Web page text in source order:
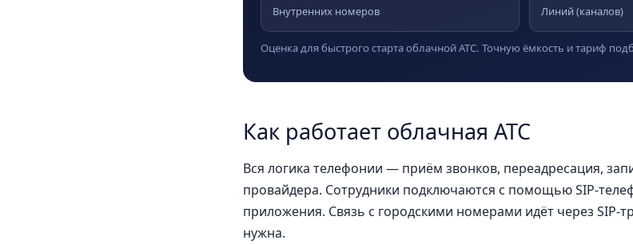
Внутренних номеров Линий (каналов)
Оценка для быстрого старта облачной АТС. Точную ёмкость и тариф
Как работает облачная АТС
Вся логика телефонии — приём звонков, переадресация,
провайдера. Сотрудники подключаются с помощью SIP-
приложения. Связь с городскими номерами идёт через SIP-
нужна.